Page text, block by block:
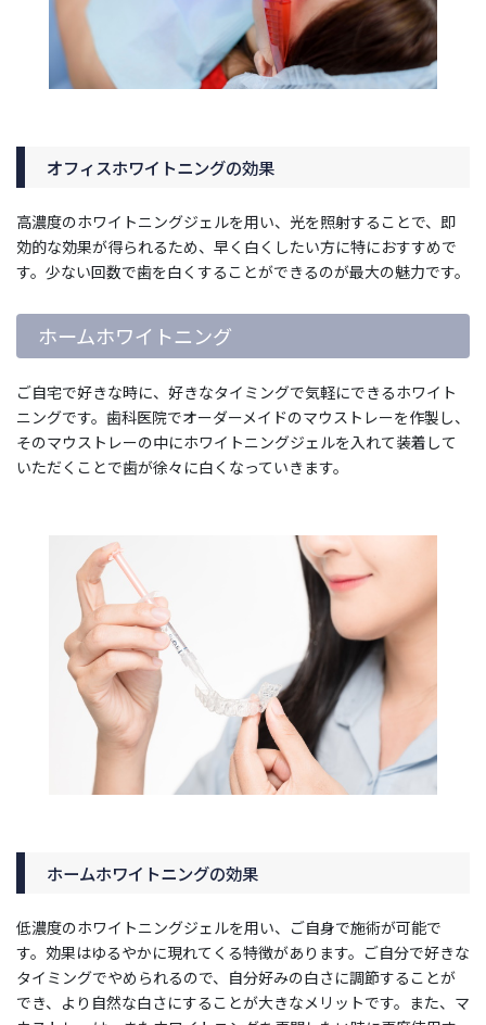
オフィスホワイトニングの効果
高濃度のホワイトニングジェルを用い、光を照射することで、即
効的な効果が得られるため、早く白くしたい方に特におすすめで
す。少ない回数で歯を白くすることができるのが最大の魅力です。
ホームホワイトニング
ご自宅で好きな時に、好きなタイミングで気軽にできるホワイト
ニングです。歯科医院でオーダーメイドのマウストレーを作製し、
そのマウストレーの中にホワイトニングジェルを入れて装着して
いただくことで歯が徐々に白くなっていきます。
ホームホワイトニングの効果
低濃度のホワイトニングジェルを用い、ご自身で施術が可能で
す。効果はゆるやかに現れてくる特徴があります。ご自分で好きな
タイミングでやめられるので、自分好みの白さに調節することが
でき、より自然な白さにすることが大きなメリットです。また、マ